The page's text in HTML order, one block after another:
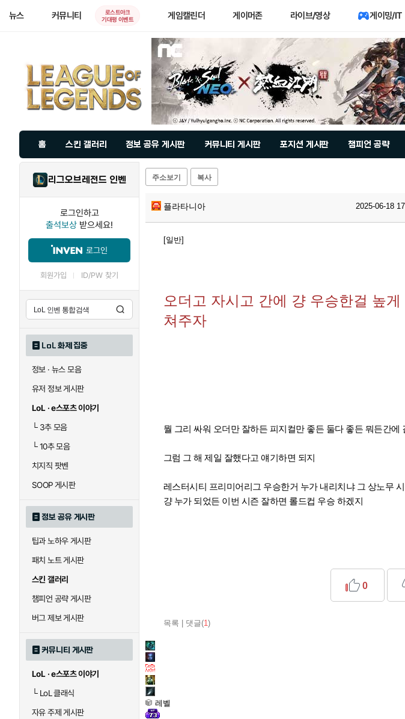
뉴스 커뮤니티
로스트아크
기대평 이벤트
게임캘린더 게이머존 라이브/영상 게이밍/IT
홈 스킨 갤러리 정보 공유 게시판 커뮤니티 게시판 포지션 게시판 챔피언 공략
리그오브레전드 인벤
로그인하고
출석보상 받으세요!
로그인
회원가입 ID/PW 찾기
LoL 화제 집중
정보 · 뉴스 모음
유저 정보 게시판
LoL · e스포츠 이야기
└3추 모음
└10추 모음
치지직 팟벤
SOOP 게시판
정보 공유 게시판
팁과 노하우 게시판
패치 노트 게시판
스킨 갤러리
챔피언 공략 게시판
버그 제보 게시판
커뮤니티 게시판
LoL · e스포츠 이야기
└LoL 클래식
자유 주제 게시판
주소보기 복사
플라타니아 2025-06-18
[일반]
오더고 자시고 간에 걍 우승한걸 높게
쳐주자
뭘 그리 싸워 오더만 잘하든 피지컬만 좋든 둘다 좋든 뭐든간에
그럼 그 해 제일 잘했다고 얘기하면 되지
레스터시티 프리미어리그 우승한거 누가 내리치냐 그 상노무
걍 누가 되었든 이번 시즌 잘하면 롤드컵 우승 하겠지
목록 댓글(1)
0
레벨